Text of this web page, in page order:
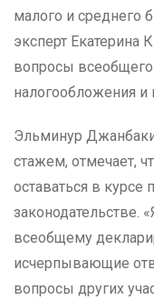
малого и среднего
эксперт Екатерина
вопросы
налогообложения и
Эльминур
стажем, отмечает,
оставаться в
законодательстве.
всеобщему
исчерпывающие
вопросы других